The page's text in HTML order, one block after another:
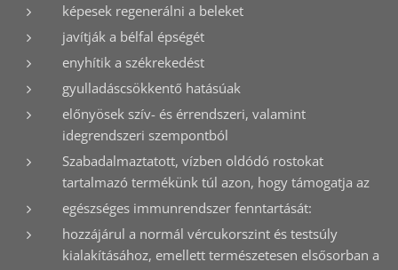
képesek regenerálni a beleket
javítják a bélfal épségét
enyhítik a székrekedést
gyulladáscsökkentő hatásúak
előnyösek szív- és érrendszeri, valamint
idegrendszeri szempontból
Szabadalmaztatott, vízben oldódó rostokat
tartalmazó termékünk túl azon, hogy támogatja az
egészséges immunrendszer fenntartását:
hozzájárul a normál vércukorszint és testsúly
kialakításához, emellett természetesen elsősorban a